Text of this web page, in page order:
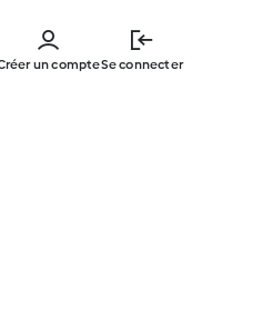
main
un compteSe connecter